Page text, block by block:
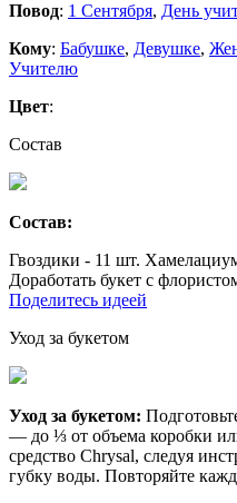
Повод: 1 Сентября, День
Кому: Бабушке, Девушке,
Учителю
Цвет:
Состав
Состав:
Гвоздики - 11 шт.
Доработать букет с
Поделитесь идеей
Уход за букетом
Уход за букетом:
— до ⅓ от объема коробки
средство Chrysal, следуя
губку воды. Повторяйте